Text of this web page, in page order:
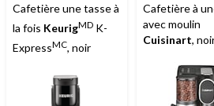
Cafetière une tasse à
la fois KeurigMD K-
ExpressMC, noir
Cafetière à
avec moulin
Cuisinart,